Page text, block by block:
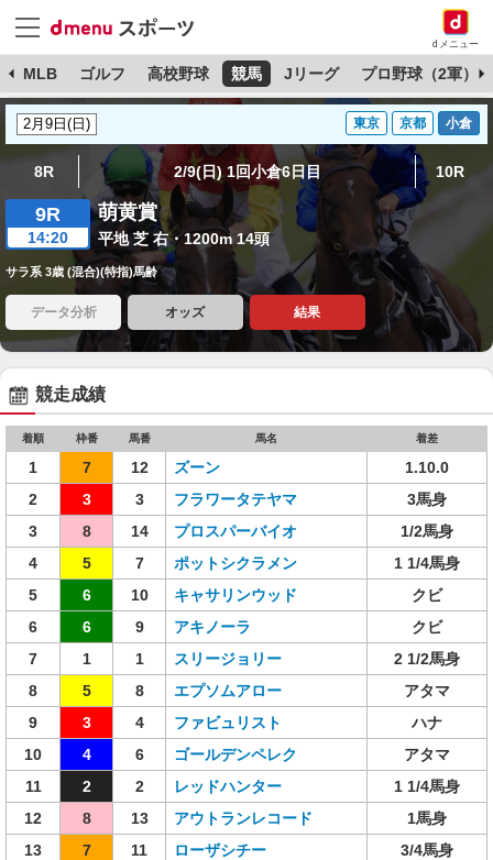
dメニュー
MLB ゴルフ 高校野球 競馬 Jリーグ プロ野球（2軍）
東京 京都 小倉
8R 2/9(日) 1回小倉6日目 10R
9R
14:20
萌黄賞
平地 芝 右・1200m 14頭
サラ系 3歳 (混合)(特指)馬齢
データ分析 オッズ 結果
競走成績
着順 枠番 馬番 馬名 着差
1 7 12 ズーン
1.10.0
2
3 3 フラワータテヤマ
3馬身
3
8 14 プロスパーバイオ
1/2馬身
4
5 7 ポットシクラメン
1 1/4馬身
5
6 10 キャサリンウッド
クビ
6
6 9 アキノーラ
クビ
7
1 1 スリージョリー
2 1/2馬身
8
5 8 エプソムアロー
アタマ
9
3 4 ファビュリスト
ハナ
10
4 6 ゴールデンペレク
アタマ
11
2 2 レッドハンター
1 1/4馬身
12
8 13 アウトランレコード
1馬身
13
7 11 ローザシチー
3/4馬身